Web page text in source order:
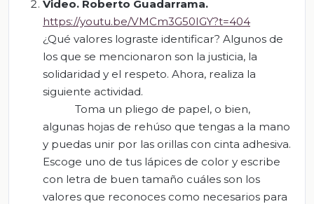
Video. Roberto Guadarrama.
https://youtu.be/VMCm3G50IGY?t=404
¿Qué valores lograste identificar? Algunos de
los que se mencionaron son la justicia, la
solidaridad y el respeto. Ahora, realiza la
siguiente actividad.
Toma un pliego de papel, o bien,
algunas hojas de rehúso que tengas a la mano
y puedas unir por las orillas con cinta adhesiva.
Escoge uno de tus lápices de color y escribe
con letra de buen tamaño cuáles son los
valores que reconoces como necesarios para